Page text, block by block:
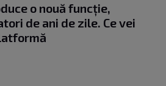
o nouă funcție,
de ani de zile. Ce vei